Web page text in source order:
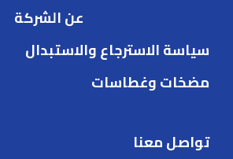
عن الشركة
سياسة الاسترجاع والاستبدال
مضخات وغطاسات
تواصل معنا